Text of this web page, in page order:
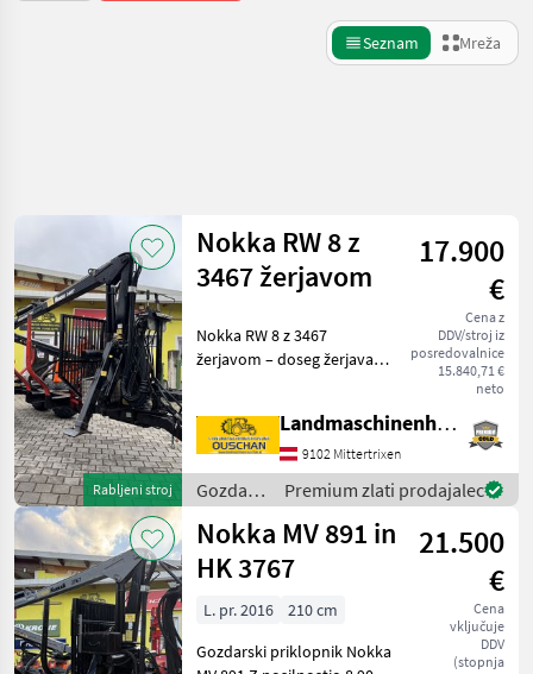
Seznam Mreža
Kategorija 4 Država Filtri
TRENUTNA
POT
Gozdarska
tehnika
Gozdarska In
Lesarska
Mehanizacija
Gozdarska
Prikolica
Nokka
IZBERITE
KATEGORIJO
Nokka
Ponastavi
Prikaži 8
rezultatov
Rabljeni stroj
Nokka RW 8 z
3467 žerjavom
17.900
€
Cena z
DDV/stroj iz
posredovalnice
15.840,71 €
neto
Nokka RW 8 z 3467
žerjavom – doseg žerjava
pnevmatike 400/60-15, 5 -
osvetlitev - A-podpori -
elektromehansko euro
krmil
Landmaschinenhandel Ouschan Anton
9102 Mittertrixen
Gozdarska
in
lesarska
mehanizacija
/ Nokka
Premium zlati prodajalec
Nokka MV 891 in
HK 3767
21.500
€
Cena
vključuje
DDV
(stopnja
L. pr. 2016
210 cm
Gozdarski priklopnik Nokka